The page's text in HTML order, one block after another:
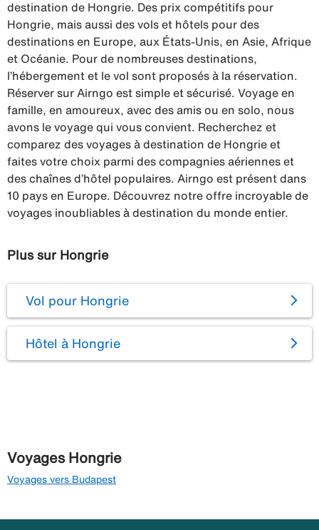
destination de Hongrie. Des prix compétitifs pour
Hongrie, mais aussi des vols et hôtels pour des
destinations en Europe, aux États-Unis, en Asie, Afrique
et Océanie. Pour de nombreuses destinations,
l’hébergement et le vol sont proposés à la réservation.
Réserver sur Airngo est simple et sécurisé. Voyage en
famille, en amoureux, avec des amis ou en solo, nous
avons le voyage qui vous convient. Recherchez et
comparez des voyages à destination de Hongrie et
faites votre choix parmi des compagnies aériennes et
des chaînes d’hôtel populaires. Airngo est présent dans
10 pays en Europe. Découvrez notre offre incroyable de
voyages inoubliables à destination du monde entier.
Plus sur Hongrie
Vol pour Hongrie
Hôtel à Hongrie
Voyages Hongrie
Voyages vers Budapest